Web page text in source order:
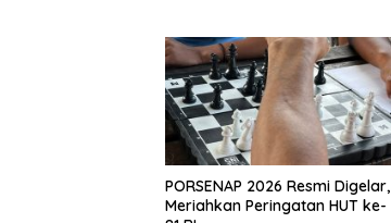
PORSENAP 2026 Resmi Digelar,
Meriahkan Peringatan HUT ke-